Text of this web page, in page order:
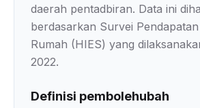
daerah pentadbiran. Data ini
berdasarkan Survei
Rumah (HIES) yang
2022.
Definisi pembolehubah